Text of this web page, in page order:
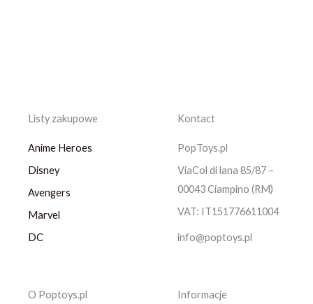
Listy zakupowe
Anime Heroes
Disney
Avengers
Marvel
DC
Kontact
PopToys.pl
ViaCol di lana 85/87 –
00043 Ciampino (RM)
VAT: IT151776611004
info@poptoys.pl
O Poptoys.pl Informacje